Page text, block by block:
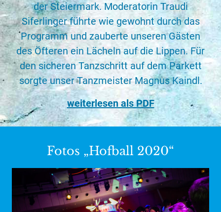
der Steiermark. Moderatorin Traudi
Siferlinger führte wie gewohnt durch das
Programm und zauberte unseren Gästen
des Öfteren ein Lächeln auf die Lippen. Für
den sicheren Tanzschritt auf dem Parkett
sorgte unser Tanzmeister Magnus Kaindl.
weiterlesen als PDF
Fotos „Hofball 2020“